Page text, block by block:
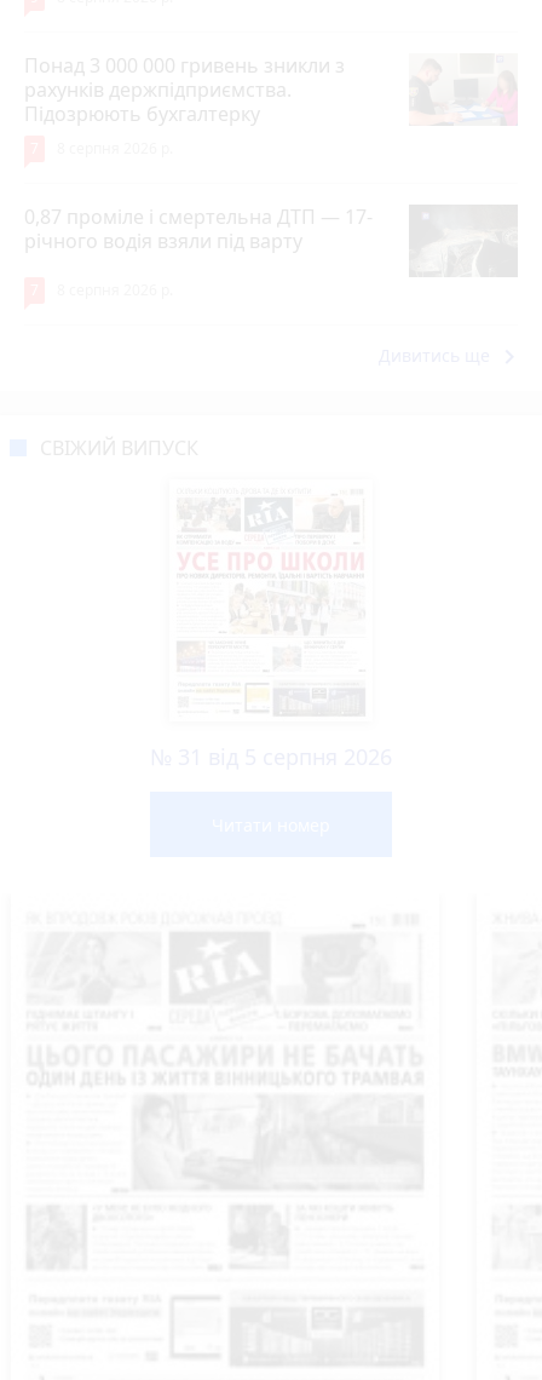
Понад 3 000 000 гривень зникли з
рахунків держпідприємства.
Підозрюють бухгалтерку
0,87 проміле і смертельна ДТП — 17-
річного водія взяли під варту